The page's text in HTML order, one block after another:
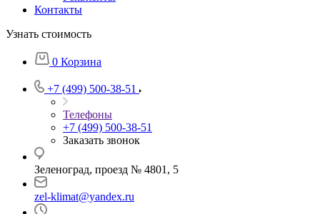
Контакты
Узнать стоимость
0 Корзина
+7 (499) 500-38-51
Телефоны
+7 (499) 500-38-51
Заказать звонок
Зеленоград, проезд № 4801, 5
zel-klimat@yandex.ru